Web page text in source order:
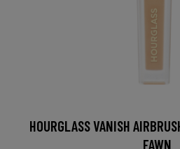
HOURGLASS VANISH
FAWN